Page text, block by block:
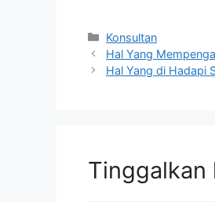
Kategori
Konsultan
Hal Yang
Hal Yang di Hadapi
Tinggalkan